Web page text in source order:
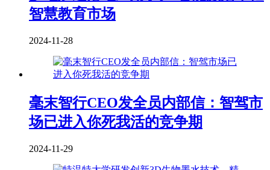
智慧教育市场
2024-11-28
毫末智行CEO发全员内部信：智驾市
场已进入你死我活的竞争期
2024-11-29